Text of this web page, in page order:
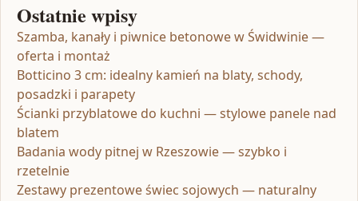
Ostatnie wpisy
Szamba, kanały i piwnice betonowe w Świdwinie —
oferta i montaż
Botticino 3 cm: idealny kamień na blaty, schody,
posadzki i parapety
Ścianki przyblatowe do kuchni — stylowe panele nad
blatem
Badania wody pitnej w Rzeszowie — szybko i
rzetelnie
Zestawy prezentowe świec sojowych — naturalny